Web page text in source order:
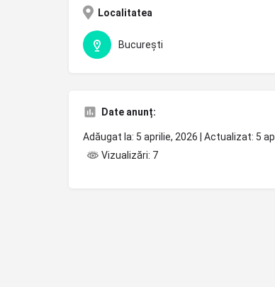
Localitatea
București
Date anunț:
Adăugat la: 5 aprilie, 2026 | Actualizat: 5
Vizualizări: 7